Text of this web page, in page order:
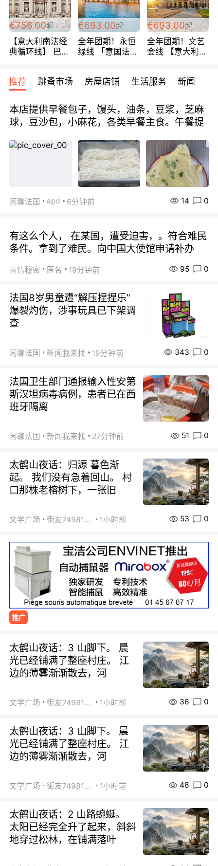
€756.00起
【意大利南法经
典循环线】 巴黎
宾馆 108欧/天起
全程756欧/位
€693.00起
全年团期！永恒
绿线 「意国法
欧/天起 ~包拼房
€693.00起
全年团期！文艺
金线 【意大利一
每周铁发！
推荐 跳蚤市场 房屋店铺 生活服务 新闻
本店提供早餐包子，馒头，油条，豆浆，芝麻
球，豆沙包，小麻花，各类早餐主食。午餐提
闲聊法国 apd 6分钟前 14 0
有这么个人， 在某国，遭受迫害，。符合难民
条件。拿到了难民。向中国大使馆申请补办
真情秘密 匿名 19分钟前 95 0
法国8岁男童遭“解压捏捏乐”
爆裂灼伤，涉事玩具已下架调
查
闲聊法国 新闻我来找 19分钟前 343 0
法国卫生部门通报输入性安第
斯汉坦病毒病例，患者已在西
班牙隔离
闲聊法国 新闻我来找 27分钟前 51 0
太鹤山夜话：归源 暮色渐
起。 我们没有急着回山。 村
口那株老榕树下，一张旧
文学广场 街友74981146 1小时前 53 0
推广
太鹤山夜话：3 山脚下。 晨
光已经铺满了整座村庄。 江
边的薄雾渐渐散去，河
文学广场 街友74981146 1小时前 36 0
太鹤山夜话：3 山脚下。 晨
光已经铺满了整座村庄。 江
边的薄雾渐渐散去，河
文学广场 街友74981146 1小时前 48 0
太鹤山夜话：2 山路蜿蜒。
太阳已经完全升了起来，斜斜
地穿过松林，在铺满落叶